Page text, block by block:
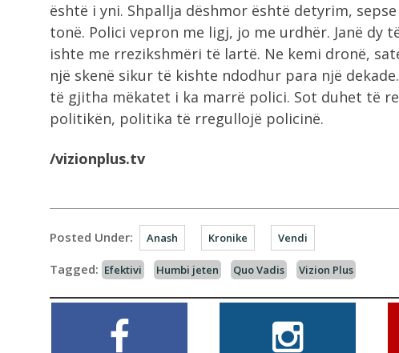
është i yni. Shpallja dëshmor është detyrim,
tonë. Polici vepron me ligj, jo me urdhër. Janë dy
ishte me rrezikshmëri të lartë. Ne kemi dronë,
një skenë sikur të kishte ndodhur para një
të gjitha mëkatet i ka marrë polici. Sot duhet të
politikën, politika të rregullojë policinë.
/vizionplus.tv
Posted Under: Anash Kronike Vendi
Tagged: Efektivi Humbi jeten Quo Vadis Vizion Plus